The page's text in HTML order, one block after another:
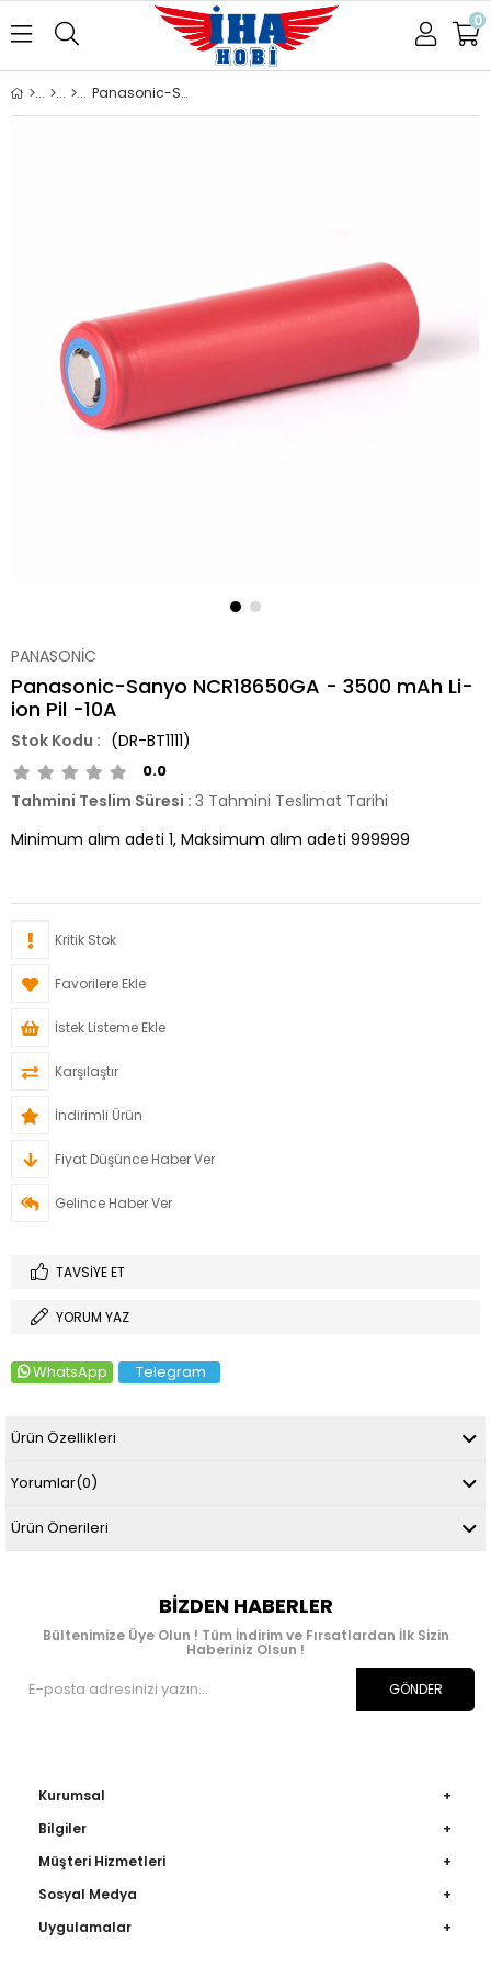
0
Panasonic-Sanyo NCR18650GA - 3500 mAh Li-ion Pil -10A
PANASONİC
Panasonic-Sanyo NCR18650GA - 3500 mAh Li-
ion Pil -10A
(DR-BT1111)
0.0
Tahmini Teslim Süresi : 3 Tahmini Teslimat Tarihi
Minimum alım adeti 1, Maksimum alım adeti 999999
Kritik Stok
Favorilere Ekle
İstek Listeme Ekle
Karşılaştır
İndirimli Ürün
Fiyat Düşünce Haber Ver
Gelince Haber Ver
TAVSIYE ET
YORUM YAZ
WhatsApp Telegram
Ürün Özellikleri
Yorumlar(0)
Ürün Önerileri
BIZDEN HABERLER
Bültenimize Üye Olun ! Tüm İndirim ve Fırsatlardan İlk Sizin
Haberiniz Olsun !
GÖNDER
Kurumsal
Bilgiler
Müşteri Hizmetleri
Sosyal Medya
Uygulamalar